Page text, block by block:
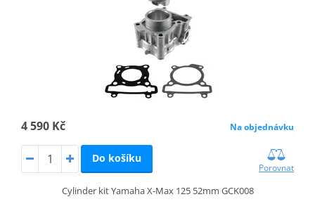
4 590 Kč Na objednávku
Do košíku
Porovnat
Cylinder kit Yamaha X-Max 125 52mm GCK008